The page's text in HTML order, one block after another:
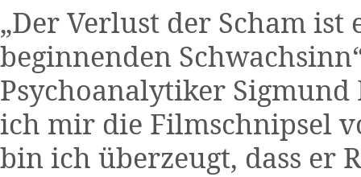
„Der Verlust der Scham
beginnenden
Psychoanalytiker
ich mir die Filmschnipsel
bin ich überzeugt, dass er